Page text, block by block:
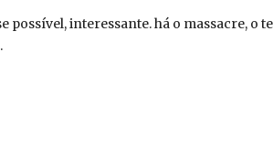
possível, interessante. há o massacre,